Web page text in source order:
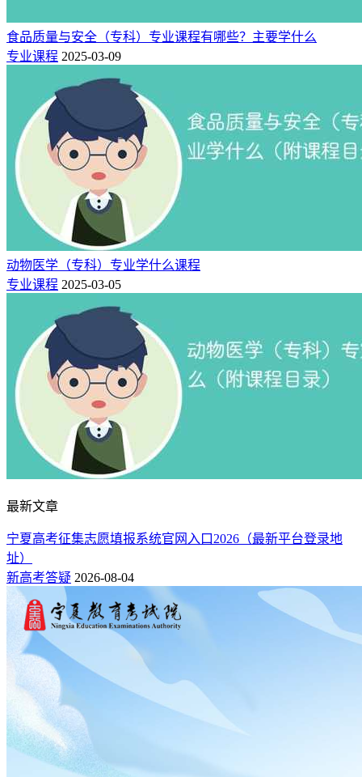
食品质量与安全（专科）专业课程有哪些？主要学什么
专业课程 2025-03-09
动物医学（专科）专业学什么课程
专业课程 2025-03-05
最新文章
宁夏高考征集志愿填报系统官网入口2026（最新平台登录地
址）
新高考答疑 2026-08-04